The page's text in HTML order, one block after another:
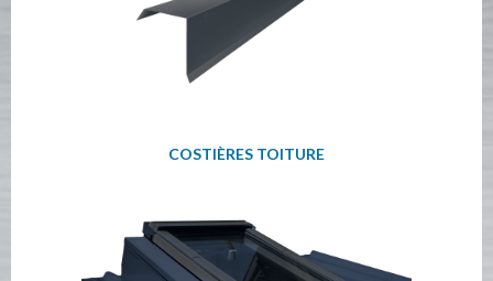
COSTIÈRES TOITURE